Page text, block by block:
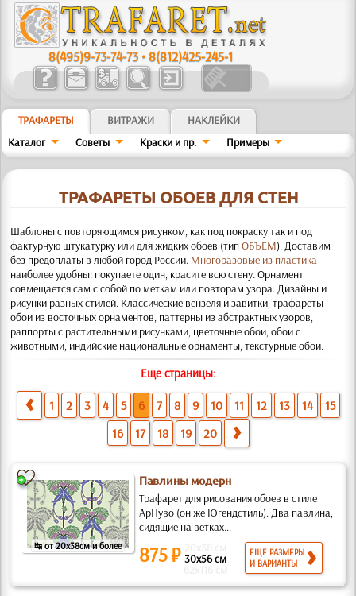
8(495)9-73-74-73 •8(812)425-245-1
ТРАФАРЕТЫ ВИТРАЖИ
НАКЛЕЙКИ
Каталог
Советы Краски и пр. Примеры
ТРАФАРЕТЫ ОБОЕВ ДЛЯ СТЕН
Шаблоны с пов­то­ря­ющим­ся рисунком, как под покраску так и под
фактурную штукатурку или для жидких обоев (типОБЪЕМ).Доставим
без предоплаты в любой город России. Многоразовые из пластика
наиболее удобны: покупаете один, красите всю стену. Орнамент
совмещается сам с собой по меткам или повторам узора. Дизайны и
рисунки разных стилей. Классические вензеля и завитки, трафареты-
обои из восточ­ных орнаментов, паттерны из абстрактных узоров,
раппорты с растительными рисунками, цветочные обои, обои с
животными, индийские национальные орна­менты, текстурные обои.
Еще страницы:
1 2 3 4 5 6 7 8 9 10 11 12 13 14
15
16
17 18 19 20
↹ от 20x38см и более
Павлины модерн
Трафарет для рисования обоев в стиле
АрНуво (он же Югендстиль). Два павлина,
сидящие на ветках...
875 ₽ 30x56 см
ЕЩЕ РАЗМЕРЫ
И ВАРИАНТЫ